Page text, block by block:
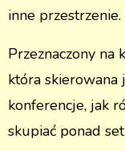
inne przestrzenie.
Przeznaczony na
która skierowana
konferencje, jak
skupiać ponad